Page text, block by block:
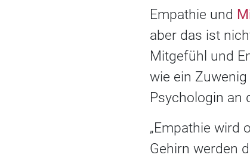
Empathie und
aber das ist
Mitgefühl und
wie ein
Psychologin an
„Empathie wird
Gehirn werden